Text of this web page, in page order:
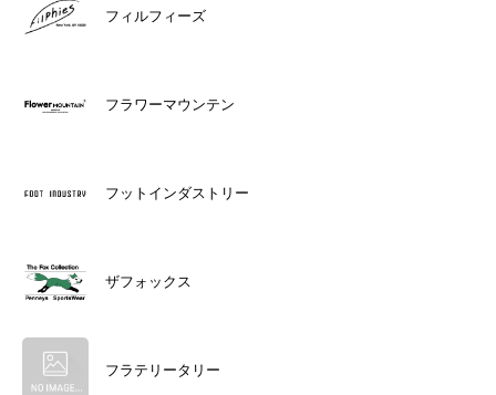
フィルフィーズ
フラワーマウンテン
フットインダストリー
ザフォックス
フラテリータリー